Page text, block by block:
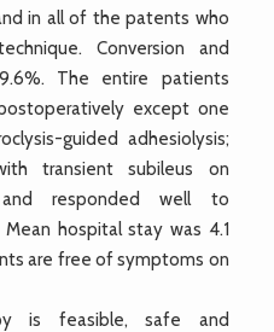
in all of the patents who
Conversion and
The entire patients
except one
guided adhesiolysis;
transient subileus on
responded well to
hospital stay was 4.1
are free of symptoms on
is feasible, safe and